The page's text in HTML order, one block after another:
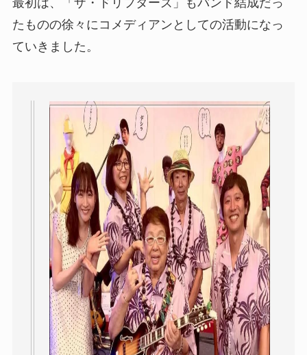
最初は、「ザ・ドリフターズ」もバンド結成だっ
たものの徐々にコメディアンとしての活動になっ
ていきました。